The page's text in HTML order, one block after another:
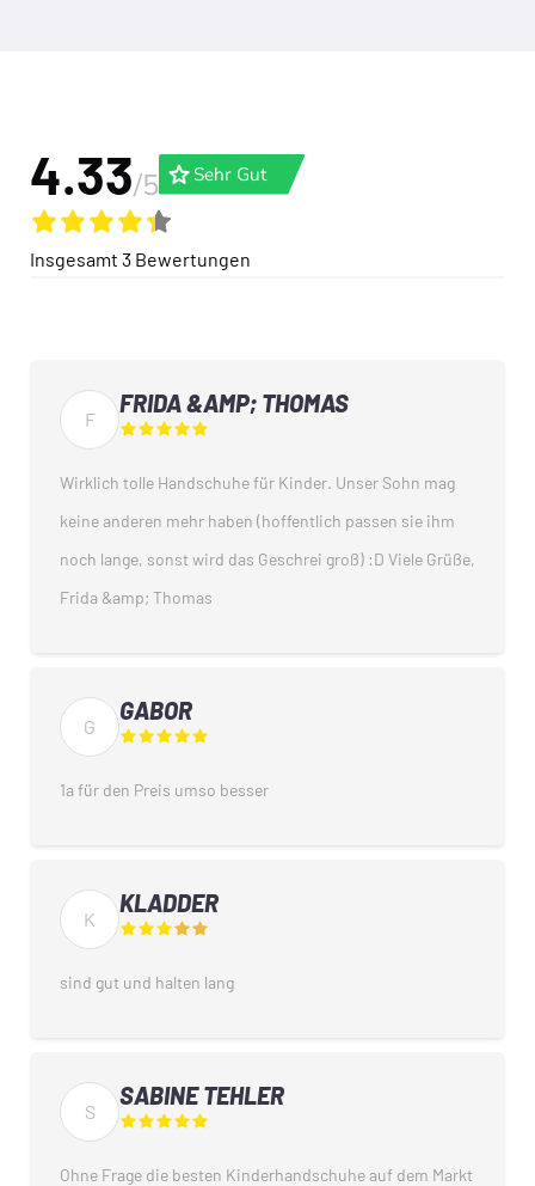
4.33/5 gradeSehr Gut
Insgesamt 3 Bewertungen
F
FRIDA &AMP; THOMAS
Wirklich tolle Handschuhe für Kinder. Unser Sohn mag
keine anderen mehr haben (hoffentlich passen sie ihm
noch lange, sonst wird das Geschrei groß) :D Viele Grüße,
Frida &amp; Thomas
G
GABOR
1a für den Preis umso besser
K
KLADDER
sind gut und halten lang
S
SABINE TEHLER
Ohne Frage die besten Kinderhandschuhe auf dem Markt